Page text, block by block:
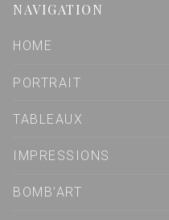
NAVIGATION
HOME
PORTRAIT
TABLEAUX
IMPRESSIONS
BOMB’ART